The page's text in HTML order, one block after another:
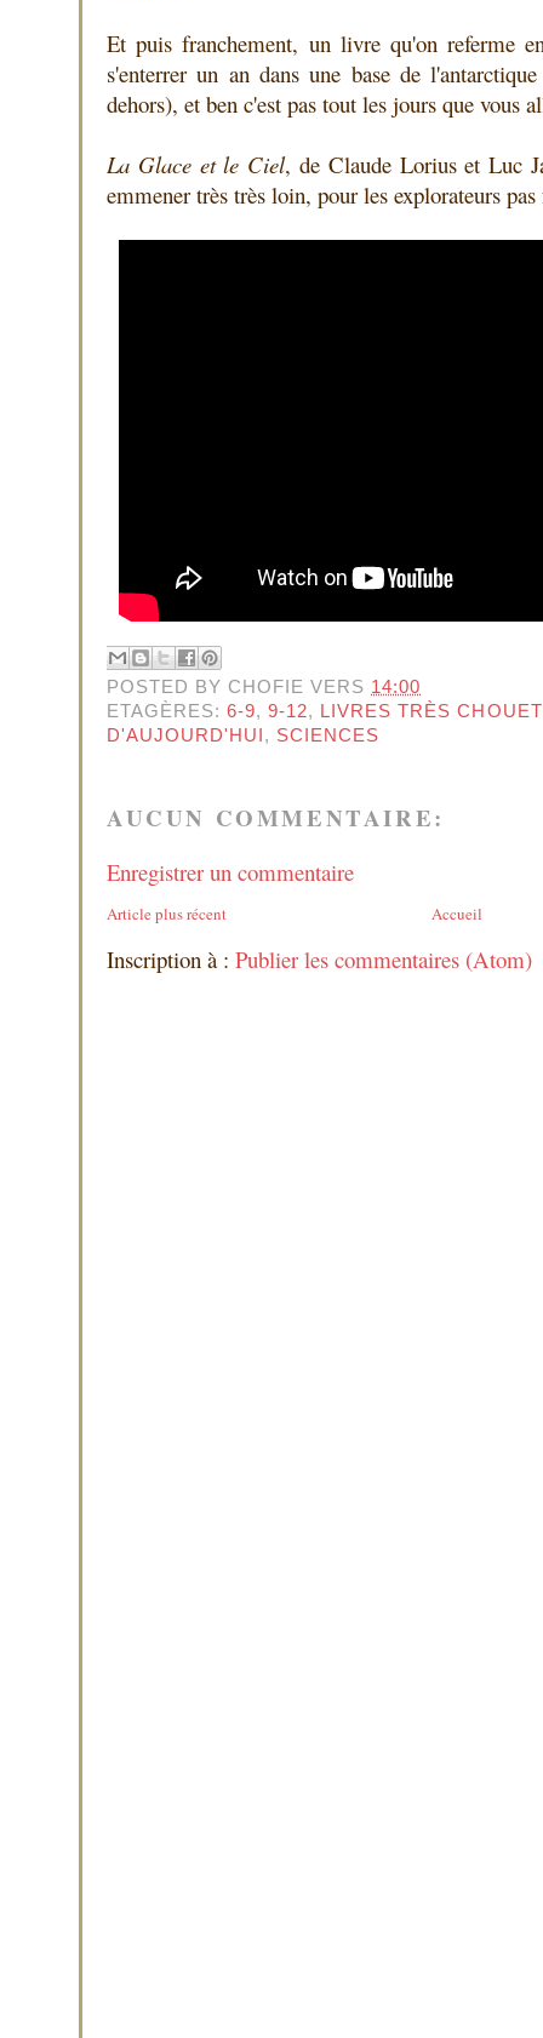
Et puis franchement, un livre qu'on referme
s'enterrer un an dans une base de
dehors), et ben c'est pas tout les jours que vous
La Glace et le Ciel, de Claude Lorius et Luc
emmener très très loin, pour les explorateurs
POSTED BY CHOFIE VERS 14:00
ETAGÈRES:6-9,9-12,
LIVRES TRÈS
D'AUJOURD'HUI , SCIENCES
AUCUN COMMENTAIRE:
Enregistrer un commentaire
Article plus récent Accueil
Inscription à : Publier les commentaires (Atom)